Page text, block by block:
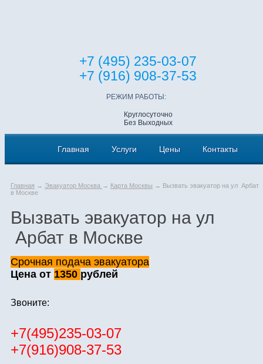
+7 (495) 235-03-07
+7 (916) 908-37-53
РЕЖИМ РАБОТЫ:
Круглосуточно
Без Выходных
Главная Услуги Цены Контакты
Главная → Эвакуатор Москва → Карта Москвы → Вызвать эвакуатор на ул Арбат
в Москве
Вызвать эвакуатор на ул
Арбат в Москве
Срочная подача эвакуатора
Цена от 1350 рублей
Звоните:
+7(495)235-03-07
+7(916)908-37-53